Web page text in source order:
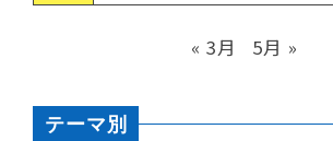
« 3月 5月 »
テーマ別